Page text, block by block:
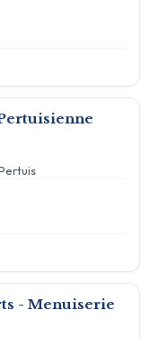
- Menuiserie